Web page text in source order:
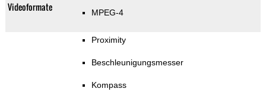
Videoformate MPEG-4
Proximity
Beschleunigungsmesser
Kompass